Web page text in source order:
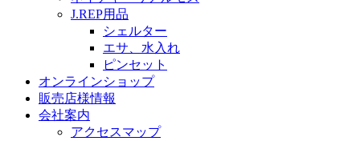
J.REP用品
シェルター
エサ、水入れ
ピンセット
オンラインショップ
販売店様情報
会社案内
アクセスマップ